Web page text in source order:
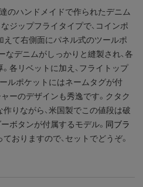
のハンドメイドで作られたデニム
ジップフライタイプで、コインポ
えて右側面にパネル式のツールポ
なデニムがしっかりと縫製され、各
各リベットに加え、フライトップ
ルポケットにはネームタグが付
ーのデザインも秀逸です。クタク
りながら、米国製でこの値段は破
ボタンが付属するモデル。 同ブラ
ておりますので、セットでどうぞ。